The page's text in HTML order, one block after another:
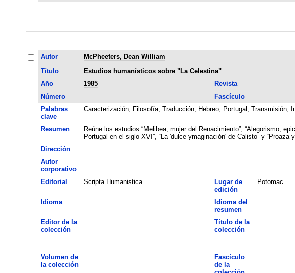
Autor
McPheeters, Dean William
Título
Estudios humanísticos sobre "La Celestina"
Año
1985 Revista
Número
Fascículo
Palabras
clave
Caracterización; Filosofía; Traducción; Hebreo; Portugal ; Transmisión;
Resumen
Reúne los estudios “Melibea, mujer del Renacimiento”, “Alegorismo,
Portugal en el siglo XVI”, “La 'dulce ymaginación' de Calisto” y “Proaza y
Dirección
Autor
corporativo
Editorial Scripta Humanistica
Lugar de
edición
Potomac
Idioma
Idioma del
resumen
Editor de la
colección
Título de la
colección
Volumen de
la colección
Fascículo
de la